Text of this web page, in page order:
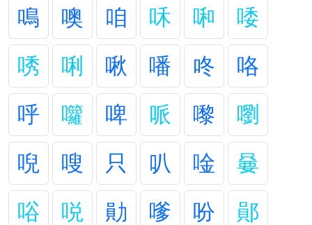
鳴
噢 咱 咊 啝
唩
唀
唎 啾 噃 咚
咯
呼
囖 啤 哌 嚟
嚠
唲
嗖 只 叭 唫
嘦
唂
哾 勛 嗲 吩
鄖